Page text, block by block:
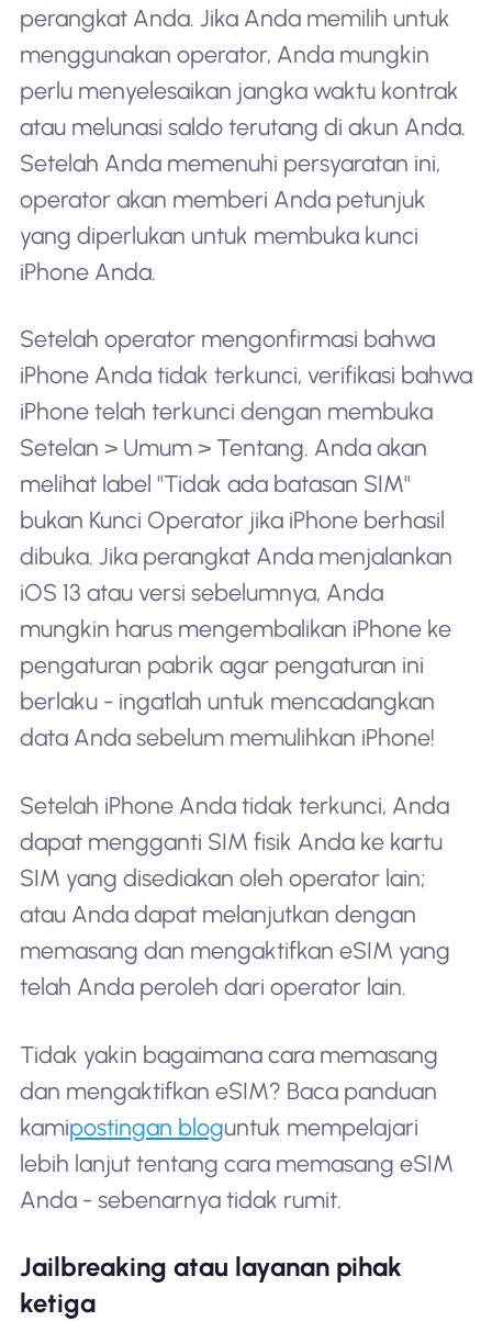
perangkat Anda. Jika Anda memilih untuk
menggunakan operator, Anda mungkin
perlu menyelesaikan jangka waktu kontrak
atau melunasi saldo terutang di akun Anda.
Setelah Anda memenuhi persyaratan ini,
operator akan memberi Anda petunjuk
yang diperlukan untuk membuka kunci
iPhone Anda.
Setelah operator mengonfirmasi bahwa
iPhone Anda tidak terkunci, verifikasi bahwa
iPhone telah terkunci dengan membuka
Setelan > Umum > Tentang. Anda akan
melihat label "Tidak ada batasan SIM"
bukan Kunci Operator jika iPhone berhasil
dibuka. Jika perangkat Anda menjalankan
iOS 13 atau versi sebelumnya, Anda
mungkin harus mengembalikan iPhone ke
pengaturan pabrik agar pengaturan ini
berlaku - ingatlah untuk mencadangkan
data Anda sebelum memulihkan iPhone!
Setelah iPhone Anda tidak terkunci, Anda
dapat mengganti SIM fisik Anda ke kartu
SIM yang disediakan oleh operator lain;
atau Anda dapat melanjutkan dengan
memasang dan mengaktifkan eSIM yang
telah Anda peroleh dari operator lain.
Tidak yakin bagaimana cara memasang
dan mengaktifkan eSIM? Baca panduan
kamipostingan bloguntuk mempelajari
lebih lanjut tentang cara memasang eSIM
Anda - sebenarnya tidak rumit.
Jailbreaking atau layanan pihak
ketiga